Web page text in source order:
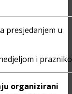
presjedanjem u
i
organizirani